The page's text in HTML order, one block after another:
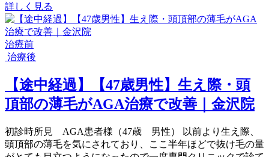
詳しく見る
治療前
治療後
【途中経過】【47歳男性】生え際・頭
頂部の薄毛がAGA治療で改善｜金沢院
初診時所見 AGA患者様（47歳 男性） 以前より生え際、
頭頂部の薄毛を気にされており、ここ半年ほどで抜け毛の量